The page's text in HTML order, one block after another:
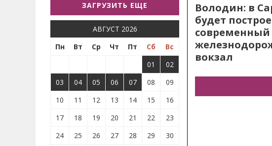
ЗАГРУЗИТЬ ЕЩЕ
АВГУСТ 2026
Пн
Вт Ср Чт Пт Сб
Вс
01
02
03
04 05 06 07 08
09
10
11 12 13 14 15
16
17
18 19 20 21 22
23
24
25 26 27 28 29
30
Володин: в
будет
современный
вокзал